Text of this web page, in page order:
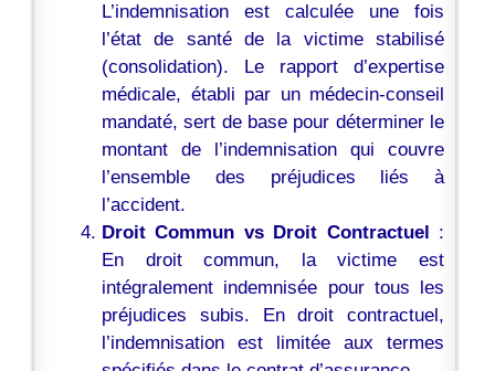
L’indemnisation est calculée une fois
l’état de santé de la victime stabilisé
(consolidation). Le rapport d’expertise
médicale, établi par un médecin-conseil
mandaté, sert de base pour déterminer le
montant de l’indemnisation qui couvre
l’ensemble des préjudices liés à
l’accident.
Droit Commun vs Droit Contractuel :
En droit commun, la victime est
intégralement indemnisée pour tous les
préjudices subis. En droit contractuel,
l’indemnisation est limitée aux termes